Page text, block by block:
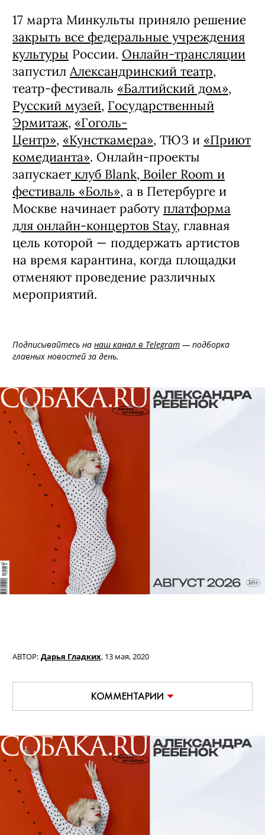
17 марта Минкульты приняло решение
закрыть все федеральные учреждения
культуры России. Онлайн-трансляции
запустил Александринский театр,
театр-фестиваль «Балтийский дом»,
Русский музей, Государственный
Эрмитаж, «Гоголь-
Центр», «Кунсткамера», ТЮЗ и «Приют
комедианта». Онлайн-проекты
запускает клуб Blank, Boiler Room и
фестиваль «Боль», а в Петербурге и
Москве начинает работу платформа
для онлайн-концертов Stay, главная
цель которой — поддержать артистов
на время карантина, когда площадки
отменяют проведение различных
мероприятий.
Подписывайтесь на наш канал в Telegram — подборка
главных новостей за день.
АВТОР: Дарья Гладких, 13 мая, 2020
КОММЕНТАРИИ